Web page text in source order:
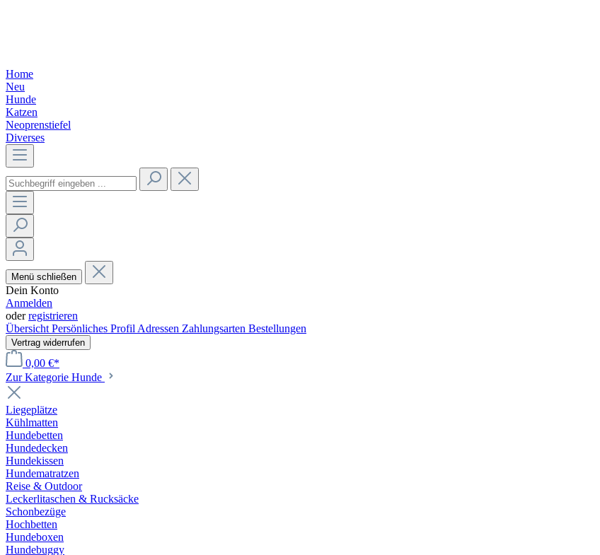
Home
Neu
Hunde
Katzen
Neoprenstiefel
Diverses
Menü schließen
Dein Konto
Anmelden
oderregistrieren
ÜbersichtPersönliches ProfilAdressen Zahlungsarten Bestellungen
Vertrag widerrufen
0,00 €*
Zur Kategorie Hunde
Liegeplätze
Kühlmatten
Hundebetten
Hundedecken
Hundekissen
Hundematratzen
Reise & Outdoor
Leckerlitaschen & Rucksäcke
Schonbezüge
Hochbetten
Hundeboxen
Hundebuggy